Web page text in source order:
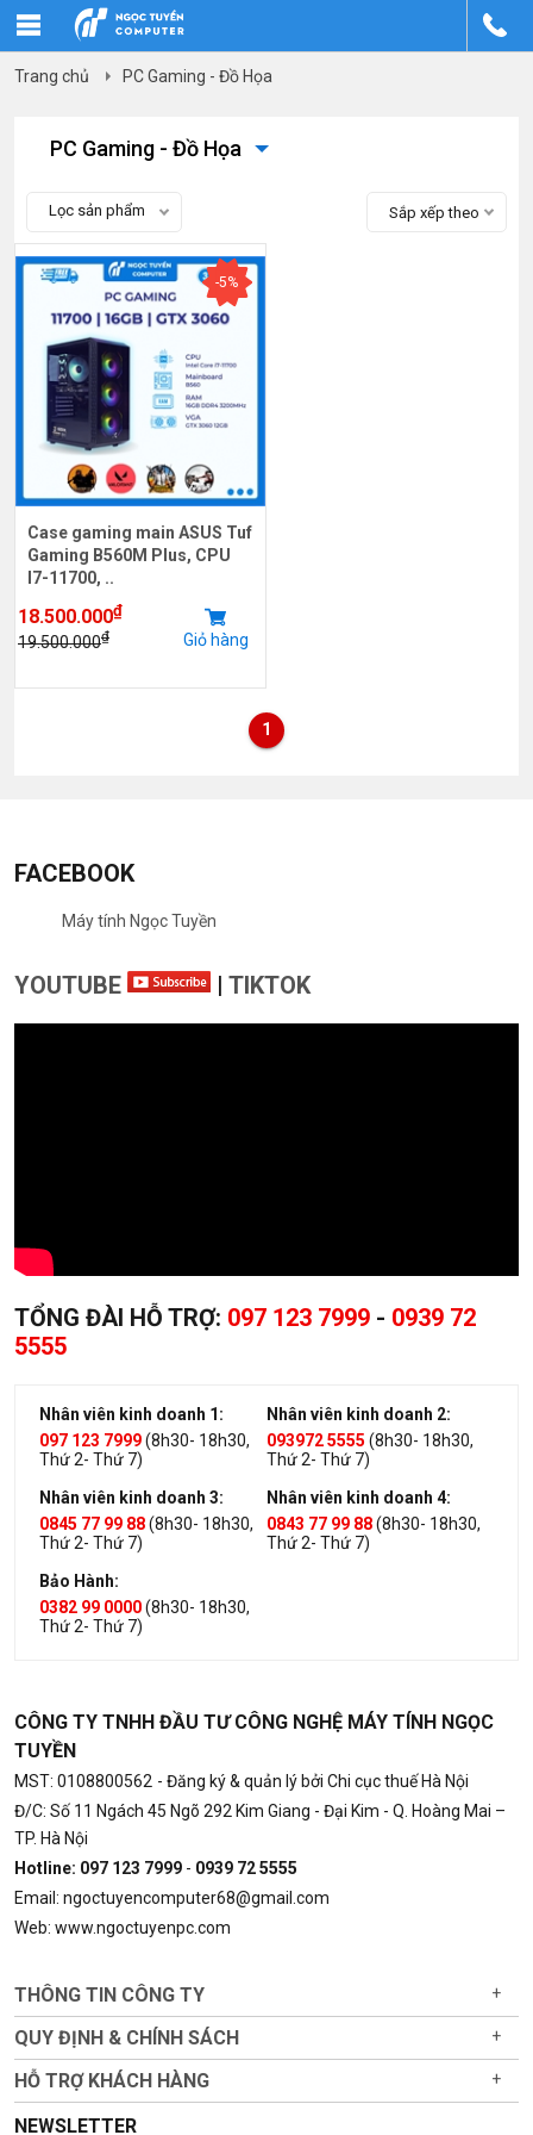
Trang chủ PC Gaming - Đồ Họa
PC Gaming - Đồ Họa
Lọc sản phẩm Sắp xếp theo
-5%
Case gaming main ASUS Tuf
Gaming B560M Plus, CPU
I7-11700, ..
18.500.000₫
19.500.000₫ Giỏ hàng
1
FACEBOOK
Máy tính Ngọc Tuyền
YOUTUBE | TIKTOK
TỔNG ĐÀI HỖ TRỢ: 097 123 7999 - 0939 72
5555
Nhân viên kinh doanh 1:
097 123 7999(8h30- 18h30,
Thứ 2- Thứ 7)
Nhân viên kinh doanh 2:
093972 5555 (8h30- 18h30,
Thứ 2- Thứ 7)
Nhân viên kinh doanh 3:
0845 77 99 88(8h30- 18h30,
Thứ 2- Thứ 7)
Nhân viên kinh doanh 4:
0843 77 99 88(8h30- 18h30,
Thứ 2- Thứ 7)
Bảo Hành:
0382 99 0000(8h30- 18h30,
Thứ 2- Thứ 7)
CÔNG TY TNHH ĐẦU TƯ CÔNG NGHỆ MÁY TÍNH NGỌC
TUYỀN
MST: 0108800562 - Đăng ký & quản lý bởi Chi cục thuế Hà Nội
Đ/C: Số 11 Ngách 45 Ngõ 292 Kim Giang - Đại Kim - Q. Hoàng Mai –
TP. Hà Nội
Hotline: 097 123 7999 - 0939 72 5555
Email: ngoctuyencomputer68@gmail.com
Web: www.ngoctuyenpc.com
THÔNG TIN CÔNG TY +
QUY ĐỊNH & CHÍNH SÁCH +
HỖ TRỢ KHÁCH HÀNG +
NEWSLETTER